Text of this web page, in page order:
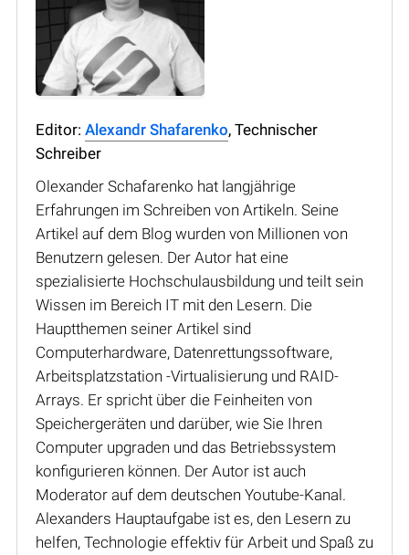
Editor: Alexandr Shafarenko, Technischer
Schreiber
Olexander Schafarenko hat langjährige
Erfahrungen im Schreiben von Artikeln. Seine
Artikel auf dem Blog wurden von Millionen von
Benutzern gelesen. Der Autor hat eine
spezialisierte Hochschulausbildung und teilt sein
Wissen im Bereich IT mit den Lesern. Die
Hauptthemen seiner Artikel sind
Computerhardware, Datenrettungssoftware,
Arbeitsplatzstation -Virtualisierung und RAID-
Arrays. Er spricht über die Feinheiten von
Speichergeräten und darüber, wie Sie Ihren
Computer upgraden und das Betriebssystem
konfigurieren können. Der Autor ist auch
Moderator auf dem deutschen Youtube-Kanal.
Alexanders Hauptaufgabe ist es, den Lesern zu
helfen, Technologie effektiv für Arbeit und Spaß zu